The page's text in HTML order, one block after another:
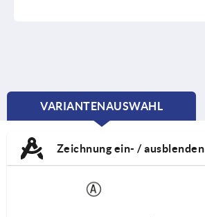
VARIANTENAUSWAHL
CURRENT
Zeichnung ein- / ausblenden